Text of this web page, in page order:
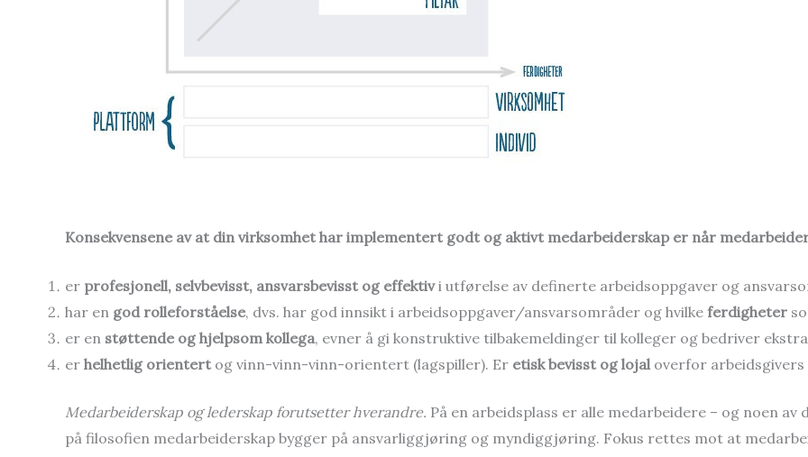
Konsekvensene av at din virksomhet har implementert godt og aktivt medarbeiderskap er når
er profesjonell, selvbevisst, ansvarsbevisst og effektivi utførelse av definerte arbeidsoppgaver og
har en god rolleforståelse, dvs. har god innsikt i arbeidsoppgaver/ansvarsområder og hvilke ferdigheter
er en støttende og hjelpsom kollega, evner å gi konstruktive tilbakemeldinger til kolleger og bedriver
er helhetlig orientertog vinn-vinn-vinn-orientert (lagspiller). Er etisk bevisst og lojaloverfor arbeidsgivers
Medarbeiderskap og lederskap forutsetter hverandre. På en arbeidsplass er alle medarbeidere – og noen
på filosofien medarbeiderskap bygger på ansvarliggjøring og myndiggjøring. Fokus rettes mot at